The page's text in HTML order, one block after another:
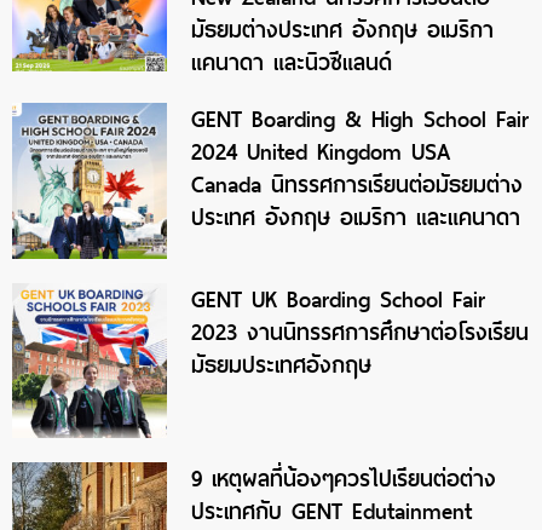
มัธยมต่างประเทศ อังกฤษ อเมริกา
แคนาดา และนิวซีแลนด์
GENT Boarding & High School Fair
2024 United Kingdom USA
Canada นิทรรศการเรียนต่อมัธยมต่าง
ประเทศ อังกฤษ อเมริกา และแคนาดา
GENT UK Boarding School Fair
2023 งานนิทรรศการศึกษาต่อโรงเรียน
มัธยมประเทศอังกฤษ
9 เหตุผลที่น้องๆควรไปเรียนต่อต่าง
ประเทศกับ GENT Edutainment